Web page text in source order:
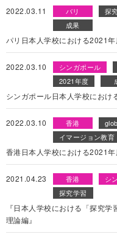
2022.03.11 バリ 探
成果
パリ日本人学校における2021
2022.03.10 シンガポール
2021年度
シンガポール日本人学校にお
2022.03.10 香港
イマージョン教育
香港日本人学校における2021
2021.04.23 香港 シ
探究学習
『日本人学校における「探究
理論編』